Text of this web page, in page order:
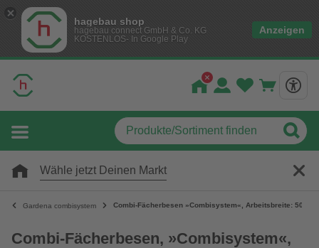
hagebau shop
hagebau connect GmbH & Co. KG
KOSTENLOS- In Google Play
Anzeigen
Wähle jetzt Deinen Markt
Gardena combisystem Combi-Fächerbesen »Combisystem«, Arbeitsbreite: 50
Combi-Fächerbesen, »Combisystem«,